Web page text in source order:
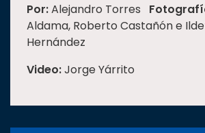
Por:Alejandro Torres
Aldama, Roberto Castañón e
Hernández
Video:Jorge Yárrito